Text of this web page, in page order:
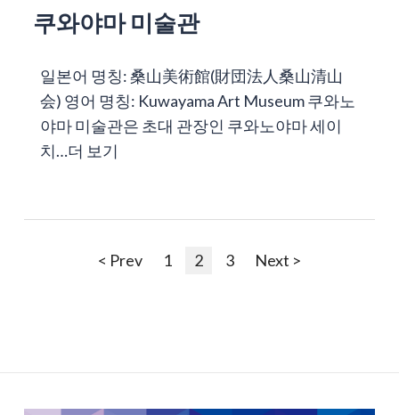
쿠와야마 미술관
일본어 명칭: 桑山美術館(財団法人桑山清山
会) 영어 명칭: Kuwayama Art Museum 쿠와노
야마 미술관은 초대 관장인 쿠와노야마 세이
치…더 보기
< Prev 1 2 3 Next >